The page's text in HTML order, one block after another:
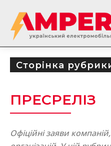
Сторінка
ПРЕСРЕЛІЗ
Офіційні заяви